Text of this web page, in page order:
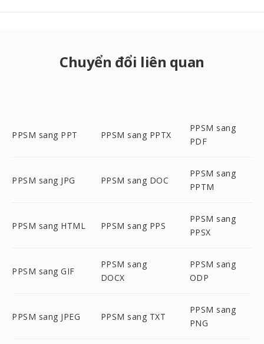
Chuyển đổi liên quan
PPSM sang PPT PPSM sang PPTX
PPSM sang
PDF
PPSM sang JPG PPSM sang DOC
PPSM sang
PPTM
PPSM sang HTML PPSM sang PPS
PPSM sang
PPSX
PPSM sang GIF
PPSM sang
DOCX
PPSM sang
ODP
PPSM sang JPEG PPSM sang TXT
PPSM sang
PNG